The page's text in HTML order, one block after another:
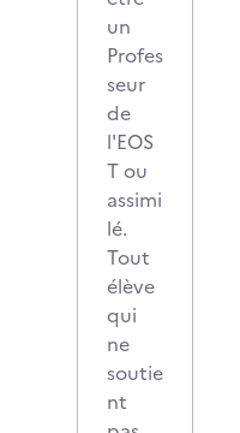
un
Profes
seur
de
l'EOS
T ou
assimi
lé.
Tout
élève
qui
ne
soutie
nt